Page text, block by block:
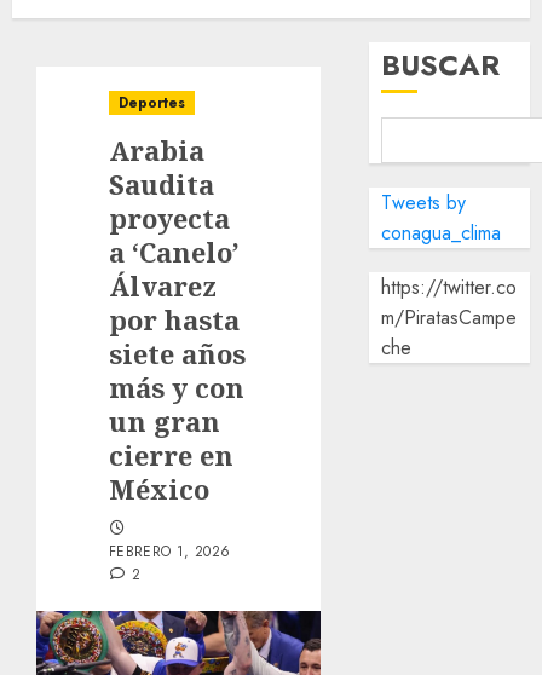
Deportes
Arabia
Saudita
proyecta
a ‘Canelo’
Álvarez
por hasta
siete años
más y con
un gran
cierre en
México
FEBRERO 1, 2026
2
BUSCAR
Tweets by
conagua_clima
https://twitter.co
m/PiratasCampe
che